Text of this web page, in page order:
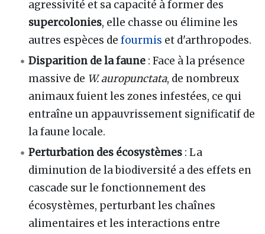
agressivité et sa capacité à former des
supercolonies, elle chasse ou élimine les
autres espèces defourmis et d'arthropodes.
Disparition de la faune : Face à la présence
massive de W. auropunctata, de nombreux
animaux fuient les zones infestées, ce qui
entraîne un appauvrissement significatif de
la faune locale.
Perturbation des écosystèmes : La
diminution de la biodiversité a des effets en
cascade sur le fonctionnement des
écosystèmes, perturbant les chaînes
alimentaires et les interactions entre